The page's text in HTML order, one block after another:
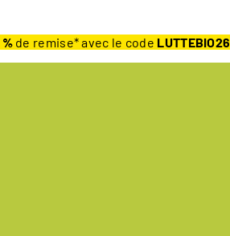
%de remise* avec le code LUTTEBIO26